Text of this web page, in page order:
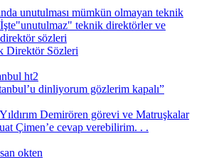
Direktör Sözleri
dinliyorum gözlerim kapalı”
Çimen’e cevap verebilirim. . .